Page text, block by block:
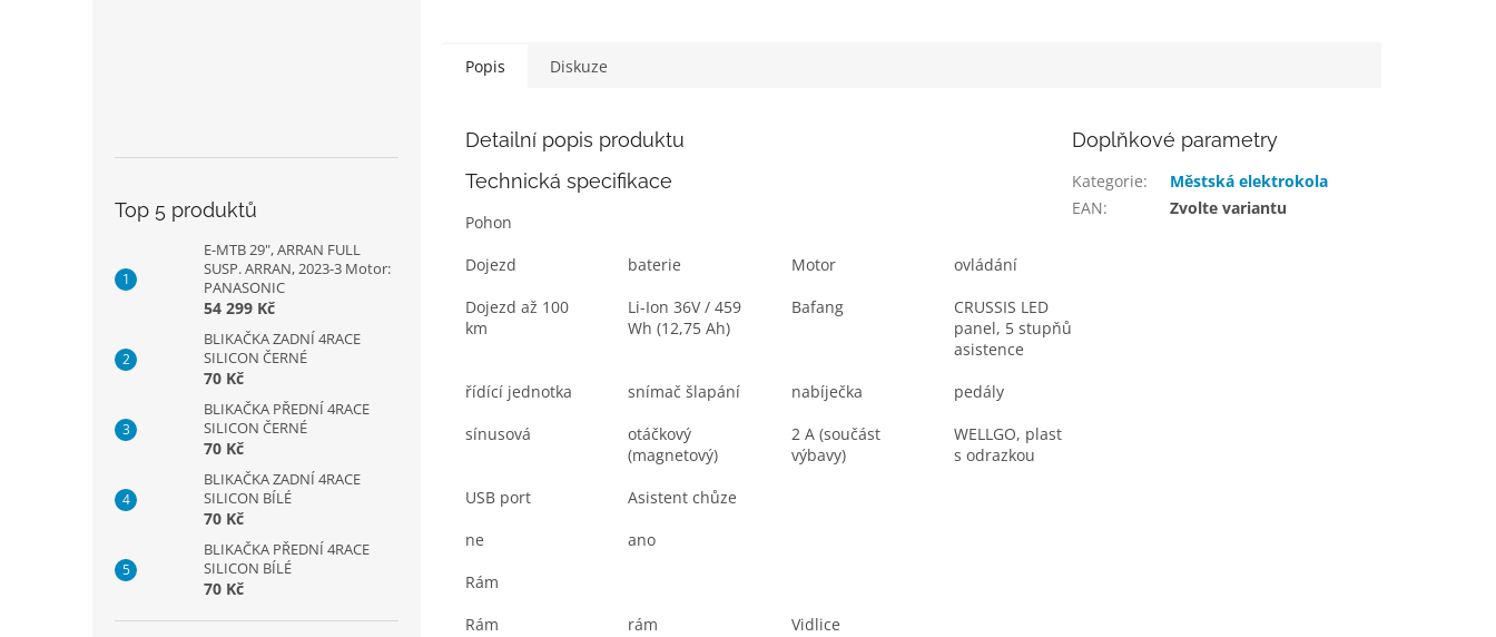
Top 5 produktů
E-MTB 29", ARRAN FULL
SUSP. ARRAN, 2023-3 Motor:
PANASONIC
54 299 Kč
BLIKAČKA ZADNÍ 4RACE
SILICON ČERNÉ
70 Kč
BLIKAČKA PŘEDNÍ 4RACE
SILICON ČERNÉ
70 Kč
BLIKAČKA ZADNÍ 4RACE
SILICON BÍLÉ
70 Kč
BLIKAČKA PŘEDNÍ 4RACE
SILICON BÍLÉ
70 Kč
Popis Diskuze
Detailní popis produktu
Technická specifikace
Pohon
Dojezd
Dojezd až 100
km
baterie
Li-Ion 36V / 459
Wh (12,75 Ah)
Motor
Bafang
ovládání
CRUSSIS LED
panel, 5 stupňů
asistence
řídící jednotka
sínusová
snímač šlapání
otáčkový
(magnetový)
nabíječka
2 A (součást
výbavy)
pedály
WELLGO, plast
s odrazkou
USB port
ne
Asistent chůze
ano
Rám
Rám
rám
Vidlice
Doplňkové parametry
Kategorie:
Městská elektrokola
EAN: Zvolte variantu